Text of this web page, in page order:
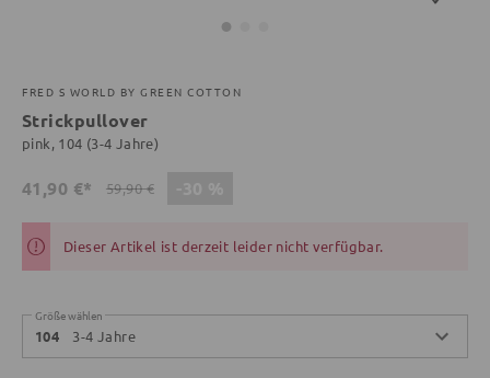
FRED S WORLD BY GREEN COTTON
Strickpullover
pink, 104 (3-4 Jahre)
41,90 €* 59,90 €
Dieser Artikel ist derzeit leider nicht verfügbar.
Größe wählen
104 3-4 Jahre